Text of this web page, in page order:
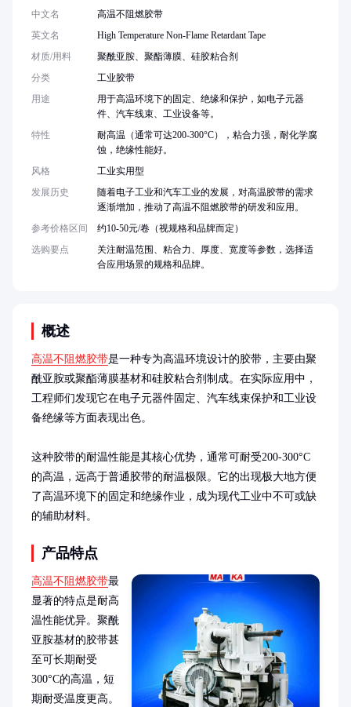
概述
高温不阻燃胶带是一种专为高温环境设计的胶带，主要由聚
酰亚胺或聚酯薄膜基材和硅胶粘合剂制成。在实际应用中，
工程师们发现它在电子元器件固定、汽车线束保护和工业设
备绝缘等方面表现出色。
这种胶带的耐温性能是其核心优势，通常可耐受200-300°C
的高温，远高于普通胶带的耐温极限。它的出现极大地方便
了高温环境下的固定和绝缘作业，成为现代工业中不可或缺
的辅助材料。
产品特点
高温不阻燃胶带最
显著的特点是耐高
温性能优异。聚酰
亚胺基材的胶带甚
至可长期耐受
300°C的高温，短
期耐受温度更高。
中文名
高温不阻燃胶带
英文名
High Temperature Non-Flame Retardant Tape
材质/用料
聚酰亚胺、聚酯薄膜、硅胶粘合剂
分类
工业胶带
用途
用于高温环境下的固定、绝缘和保护，如电子元器
件、汽车线束、工业设备等。
特性
耐高温（通常可达200-300°C），粘合力强，耐化学腐
蚀，绝缘性能好。
风格
工业实用型
发展历史
随着电子工业和汽车工业的发展，对高温胶带的需求
逐渐增加，推动了高温不阻燃胶带的研发和应用。
参考价格区间
约10-50元/卷（视规格和品牌而定）
选购要点
关注耐温范围、粘合力、厚度、宽度等参数，选择适
合应用场景的规格和品牌。